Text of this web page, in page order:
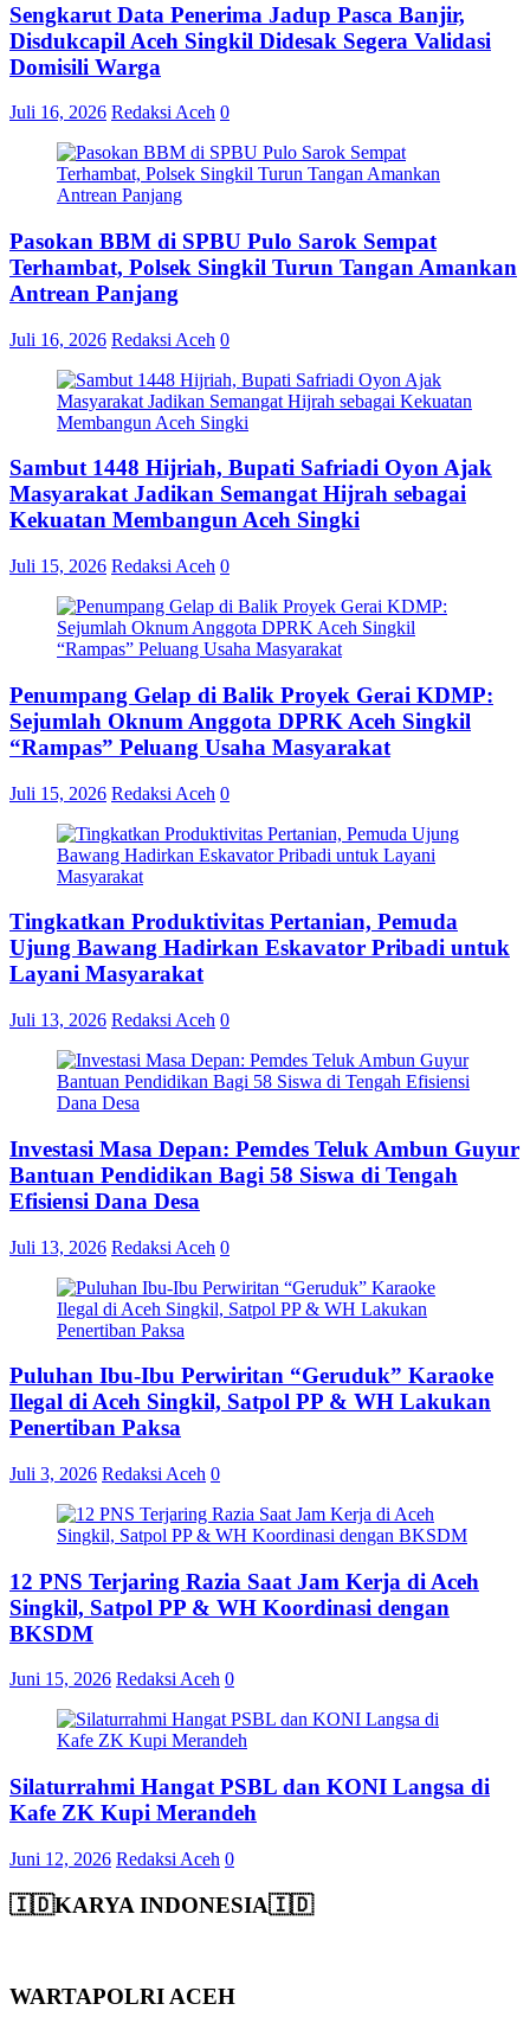
Sengkarut Data Penerima Jadup Pasca Banjir,
Disdukcapil Aceh Singkil Didesak Segera Validasi
Domisili Warga
Juli 16, 2026 Redaksi Aceh 0
Pasokan BBM di SPBU Pulo Sarok Sempat
Terhambat, Polsek Singkil Turun Tangan Amankan
Antrean Panjang
Juli 16, 2026 Redaksi Aceh 0
Sambut 1448 Hijriah, Bupati Safriadi Oyon Ajak
Masyarakat Jadikan Semangat Hijrah sebagai
Kekuatan Membangun Aceh Singki
Juli 15, 2026 Redaksi Aceh 0
Penumpang Gelap di Balik Proyek Gerai KDMP:
Sejumlah Oknum Anggota DPRK Aceh Singkil
“Rampas” Peluang Usaha Masyarakat
Juli 15, 2026 Redaksi Aceh 0
Tingkatkan Produktivitas Pertanian, Pemuda
Ujung Bawang Hadirkan Eskavator Pribadi untuk
Layani Masyarakat
Juli 13, 2026 Redaksi Aceh 0
Investasi Masa Depan: Pemdes Teluk Ambun Guyur
Bantuan Pendidikan Bagi 58 Siswa di Tengah
Efisiensi Dana Desa
Juli 13, 2026 Redaksi Aceh 0
Puluhan Ibu-Ibu Perwiritan “Geruduk” Karaoke
Ilegal di Aceh Singkil, Satpol PP & WH Lakukan
Penertiban Paksa
Juli 3, 2026 Redaksi Aceh 0
12 PNS Terjaring Razia Saat Jam Kerja di Aceh
Singkil, Satpol PP & WH Koordinasi dengan
BKSDM
Juni 15, 2026 Redaksi Aceh 0
Silaturrahmi Hangat PSBL dan KONI Langsa di
Kafe ZK Kupi Merandeh
Juni 12, 2026 Redaksi Aceh 0
🇮🇩KARYA INDONESIA🇮🇩
WARTAPOLRI ACEH